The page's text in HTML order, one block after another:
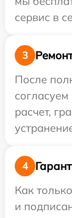
сервис в
3
После
расчет,
4
Как
и